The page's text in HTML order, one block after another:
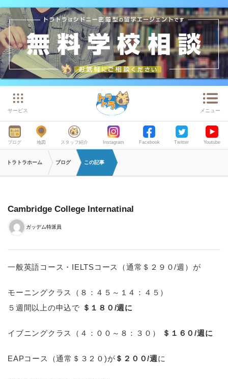
サービス メニュー
ブログ 地図 スタッフ紹介 Instagram Facebook Twitter Youtube
トラトラホーム ブログ この記事
Cambridge College Internatinal
ガッデム特派員
一般英語コース・IELTSコース（通常＄２９０/週）が
モーニングクラス（８：４５～１４：４５）
５週間以上の申込で ＄１８０/週に
イブニングクラス（４：００～８：３０） ＄１６０/週に
EAPコース（通常＄３２０)が ＄２００/週に